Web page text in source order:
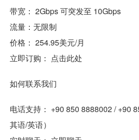
带宽： 2Gbps 可突发至 10Gbps
流量：无限制
价格： 254.95美元/月
立即订购： 点击此处
如何联系我们
电话支持： +90 850 8888002 / +90
其语/英语）